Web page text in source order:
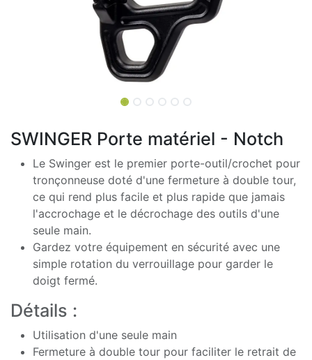
SWINGER Porte matériel - Notch
Le Swinger est le premier porte-outil/crochet pour
tronçonneuse doté d'une fermeture à double tour,
ce qui rend plus facile et plus rapide que jamais
l'accrochage et le décrochage des outils d'une
seule main.
Gardez votre équipement en sécurité avec une
simple rotation du verrouillage pour garder le
doigt fermé.
Détails :
Utilisation d'une seule main
Fermeture à double tour pour faciliter le retrait de